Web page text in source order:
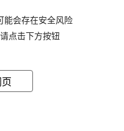
能会存在安全风险
点击下方按钮